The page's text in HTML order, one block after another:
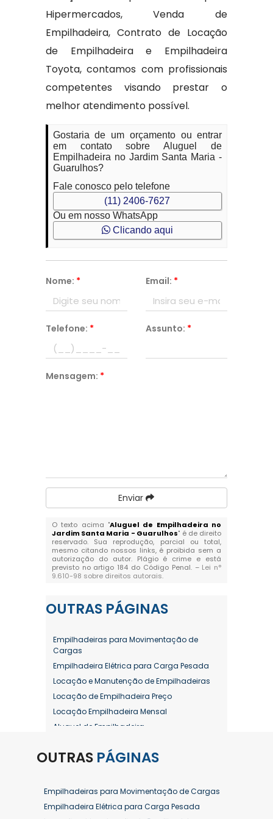
Hipermercados, Venda de
Empilhadeira, Contrato de Locação
de Empilhadeira e Empilhadeira
Toyota, contamos com profissionais
competentes visando prestar o
melhor atendimento possível.
Gostaria de um orçamento ou entrar
em contato sobre Aluguel de
Empilhadeira no Jardim Santa Maria -
Guarulhos?
Fale conosco pelo telefone
(11) 2406-7627
Ou em nosso WhatsApp
Clicando aqui
Nome: * Email: *
Telefone: * Assunto: *
Mensagem: *
Enviar
O texto acima "Aluguel de Empilhadeira no
Jardim Santa Maria - Guarulhos" é de direito
reservado. Sua reprodução, parcial ou total,
mesmo citando nossos links, é proibida sem a
autorização do autor. Plágio é crime e está
previsto no artigo 184 do Código Penal. – Lei n°
9.610-98 sobre direitos autorais.
OUTRAS PÁGINAS
Empilhadeiras para Movimentação de
Cargas
Empilhadeira Elétrica para Carga Pesada
Locação e Manutenção de Empilhadeiras
Locação de Empilhadeira Preço
Locação Empilhadeira Mensal
Aluguel de Empilhadeira
Aluguel de Empilhadeira Diária Valor
Aluguel de Empilhadeira Elétrica Preço
Aluguel de Empilhadeira Mensal
OUTRAS PÁGINAS
Empilhadeiras para Movimentação de Cargas
Empilhadeira Elétrica para Carga Pesada